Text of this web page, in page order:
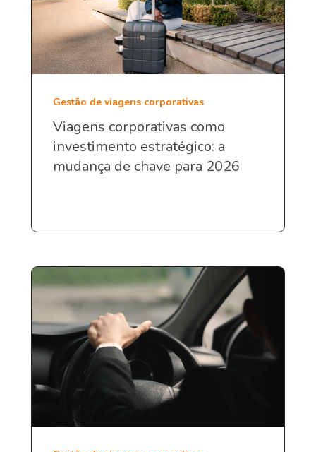
Gestão de viagens corporativas
Viagens corporativas como
investimento estratégico: a
mudança de chave para 2026